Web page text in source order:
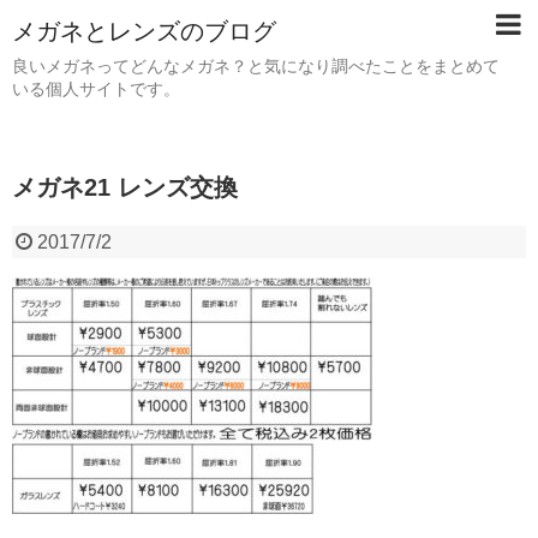
メガネとレンズのブログ
良いメガネってどんなメガネ？と気になり調べたことをまとめて
いる個人サイトです。
メガネ21 レンズ交換
2017/7/2